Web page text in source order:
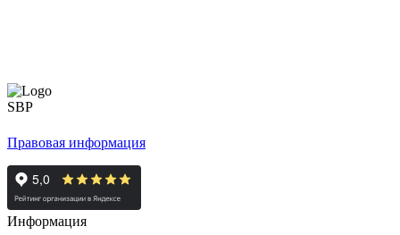
Правовая информация
Информация